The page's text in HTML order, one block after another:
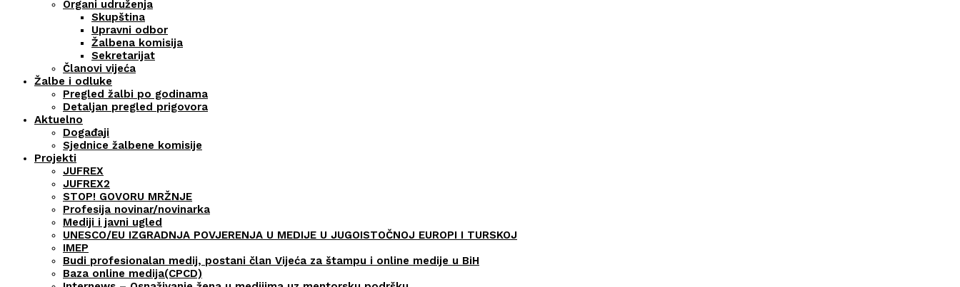
Organi udruženja
Skupština
Upravni odbor
Žalbena komisija
Sekretarijat
Članovi vijeća
Žalbe i odluke
Pregled žalbi po godinama
Detaljan pregled prigovora
Aktuelno
Događaji
Sjednice žalbene komisije
Projekti
JUFREX
JUFREX2
STOP! GOVORU MRŽNJE
Profesija novinar/novinarka
Mediji i javni ugled
UNESCO/EU IZGRADNJA POVJERENJA U MEDIJE U JUGOISTOČNOJ EUROPI I TURSKOJ
IMEP
Budi profesionalan medij, postani član Vijeća za štampu i online medije u BiH
Baza online medija(CPCD)